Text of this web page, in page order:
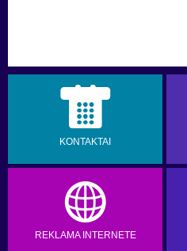
c
KONTAKTAI
w
REKLAMA INTERNETE